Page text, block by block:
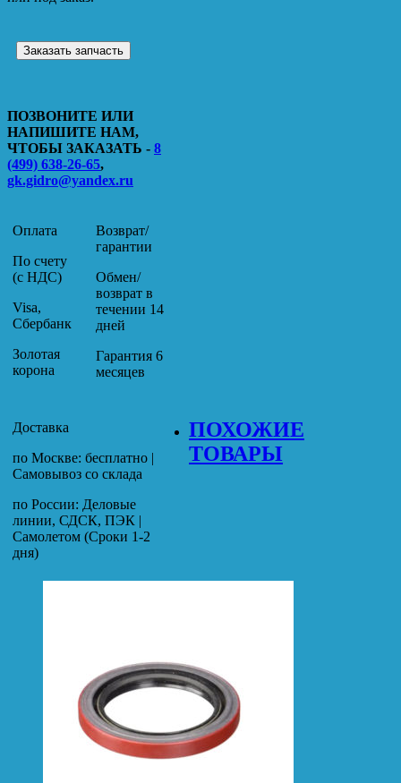
Заказать запчасть
ПОЗВОНИТЕ ИЛИ
НАПИШИТЕ НАМ,
ЧТОБЫ ЗАКАЗАТЬ - 8
(499) 638-26-65,
gk.gidro@yandex.ru
Оплата
По счету
(с НДС)
Visa,
Сбербанк
Золотая
корона
Возврат/
гарантии
Обмен/
возврат в
течении 14
дней
Гарантия 6
месяцев
Доставка
по Москве: бесплатно |
Самовывоз со склада
по России: Деловые
линии, СДСК, ПЭК |
Самолетом (Сроки 1-2
дня)
ПОХОЖИЕ
ТОВАРЫ